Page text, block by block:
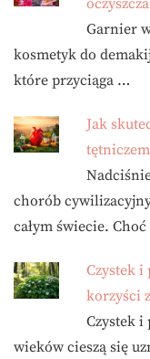
Garnier
kosmetyk do
które przyciąga …
Jak
chorób
całym świecie.
Czystek i
korzyści
Czystek i
wieków cieszą się